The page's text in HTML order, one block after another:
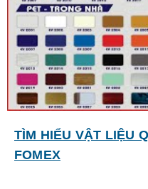
TÌM HIỂU VẬT LIỆU
FOMEX